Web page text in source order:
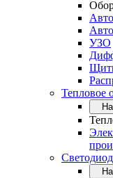
УЗО
Тепловое